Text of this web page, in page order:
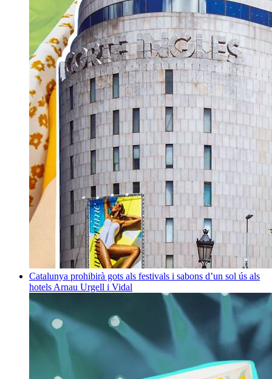
Catalunya prohibirà gots als festivals i sabons d’un sol ús als
hotels Arnau Urgell i Vidal